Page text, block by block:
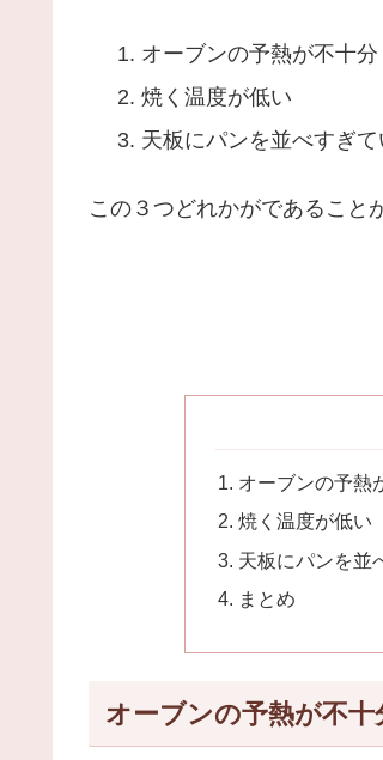
オーブンの予熱が不十分
焼く温度が低い
天板にパンを並べすぎて
この３つどれかがであること
オーブンの予熱
焼く温度が低い
天板にパンを並
まとめ
オーブンの予熱が不十